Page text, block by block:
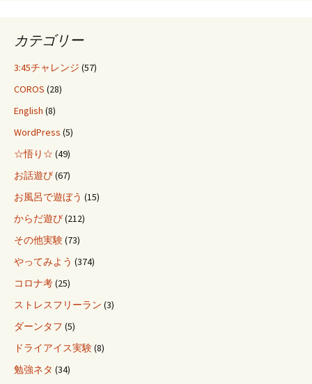
カテゴリー
3:45チャレンジ (57)
COROS (28)
English (8)
WordPress (5)
☆悟り☆ (49)
お話遊び(67)
お風呂で遊ぼう (15)
からだ遊び(212)
その他実験(73)
やってみよう (374)
コロナ考(25)
ストレスフリーラン (3)
ダーンタフ (5)
ドライアイス実験(8)
勉強ネタ (34)